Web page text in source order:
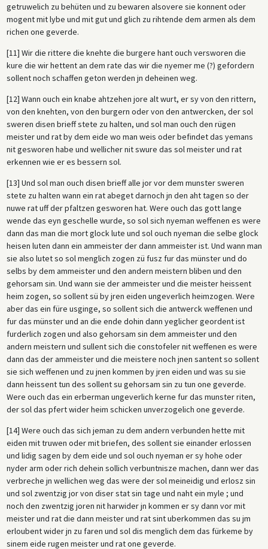
getruwelich zu behüten und zu bewaren alsovere sie konnent oder
mogent mit lybe und mit gut und glich zu rihtende dem armen als dem
richen one geverde.
[11] Wir die rittere die knehte die burgere hant ouch versworen die
kure die wir hettent an dem rate das wir die nyemer me (?) gefordern
sollent noch schaffen geton werden jn deheinen weg.
[12] Wann ouch ein knabe ahtzehen jore alt wurt, er sy von den rittern,
von den knehten, von den burgern oder von den antwercken, der sol
sweren disen brieff stete zu halten, und sol man ouch den rügen
meister und rat by dem eide wo man weis oder befindet das yemans
nit gesworen habe und wellicher nit swure das sol meister und rat
erkennen wie er es bessern sol.
[13] Und sol man ouch disen brieff alle jor vor dem munster sweren
stete zu halten wann ein rat abeget darnoch jn den aht tagen so der
nuwe rat uff der pfaltzen gesworen hat. Were ouch das gott lange
wende das eyn geschelle wurde, so sol sich nyeman weffenen es were
dann das man die mort glock lute und sol ouch nyeman die selbe glock
heisen luten dann ein ammeister der dann ammeister ist. Und wann man
sie also lutet so sol menglich zogen zü fusz fur das münster und do
selbs by dem ammeister und den andern meistern bliben und den
gehorsam sin. Und wann sie der ammeister und die meister heissent
heim zogen, so sollent sü by jren eiden ungeverlich heimzogen. Were
aber das ein füre usginge, so sollent sich die antwerck weffenen und
fur das münster und an die ende dohin dann yeglicher geordent ist
furderlich zogen und also gehorsam sin dem ammeister und den
andern meistern und sullent sich die constofeler nit weffenen es were
dann das der ammeister und die meistere noch jnen santent so sollent
sie sich weffenen und zu jnen kommen by jren eiden und was su sie
dann heissent tun des sollent su gehorsam sin zu tun one geverde.
Were ouch das ein erberman ungeverlich kerne fur das munster riten,
der sol das pfert wider heim schicken unverzogelich one geverde.
[14] Were ouch das sich jeman zu dem andern verbunden hette mit
eiden mit truwen oder mit briefen, des sollent sie einander erlossen
und lidig sagen by dem eide und sol ouch nyeman er sy hohe oder
nyder arm oder rich dehein sollich verbuntnisze machen, dann wer das
verbreche jn wellichen weg das were der sol meineidig und erlosz sin
und sol zwentzig jor von diser stat sin tage und naht ein myle ; und
noch den zwentzig joren nit harwider jn kommen er sy dann vor mit
meister und rat die dann meister und rat sint uberkommen das su jm
erloubent wider jn zu faren und sol dis menglich dem das fürkeme by
sinem eide rugen meister und rat one geverde.